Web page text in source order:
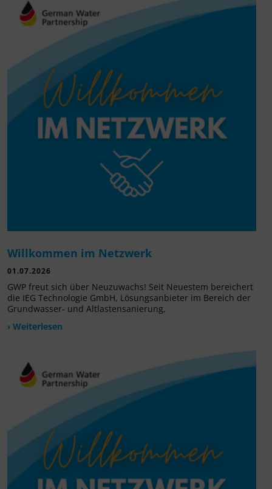
Willkommen im Netzwerk
01.07.2026
GWP freut sich über Neuzuwachs! Seit Neuestem bereichert
die IEG Technologie GmbH, Lösungsanbieter im Bereich der
Grundwasser- und Altlastensanierung,
› Weiterlesen